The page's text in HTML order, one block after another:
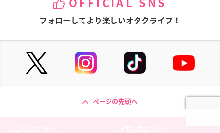
OFFICIAL SNS
フォローしてより楽しいオタクライフ！
ページの先頭へ